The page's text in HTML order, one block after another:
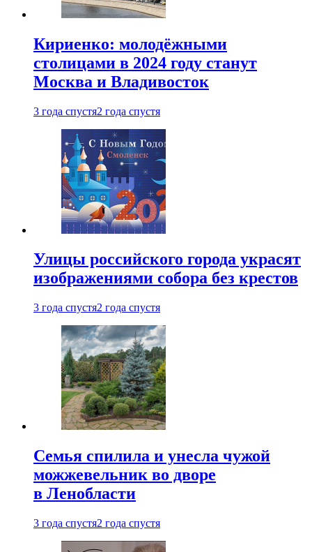
Кириенко: молодёжными
столицами в 2024 году станут
Москва и Владивосток
3 года спустя2 года спустя
Улицы российского города украсят
изображениями собора без крестов
3 года спустя2 года спустя
Семья спилила и унесла чужой
можжевельник во дворе
в Ленобласти
3 года спустя2 года спустя